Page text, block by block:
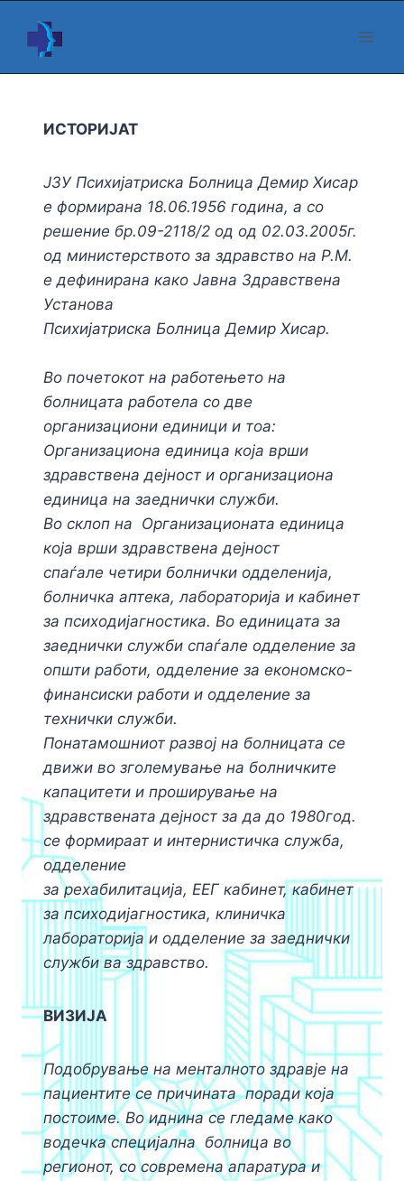
content
ИСТОРИЈАТ
ЈЗУ Психијатриска Болница Демир Хисар
е формирана 18.06.1956 година, а со
решение бр.09-2118/2 од од 02.03.2005г.
од министерството за здравство на Р.М.
е дефинирана како Јавна Здравствена
Установа
Психијатриска Болница Демир Хисар.
Во почетокот на работењето на
болницата работела со две
организациони единици и тоа:
Организациона единица која врши
здравствена дејност и организациона
единица на заеднички служби.
Во склоп на Организационата единица
која врши здравствена дејност
спаѓале четири болнички одделенија,
болничка аптека, лабораторија и кабинет
за психодијагностика. Во единицата за
заеднички служби спаѓале одделение за
општи работи, одделение за економско-
финансиски работи и одделение за
технички служби.
Понатамошниот развој на болницата се
движи во зголемување на болничките
капацитети и проширување на
здравствената дејност за да до 1980год.
се формираат и интернистичка служба,
одделение
за рехабилитација, ЕЕГ кабинет, кабинет
за психодијагностика, клиничка
лабораторија и одделение за заеднички
служби ва здравство.
ВИЗИЈА
Подобрување на менталното здравје на
пациентите се причината поради која
постоиме. Во иднина се гледаме како
водечка специјална болница во
регионот, со современа апаратура и